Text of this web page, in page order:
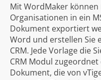
Mit WordMaker
Organisationen in ein
Dokument exportiert
Word und erstellen Sie
CRM. Jede Vorlage die
CRM Modul
Dokument, die von